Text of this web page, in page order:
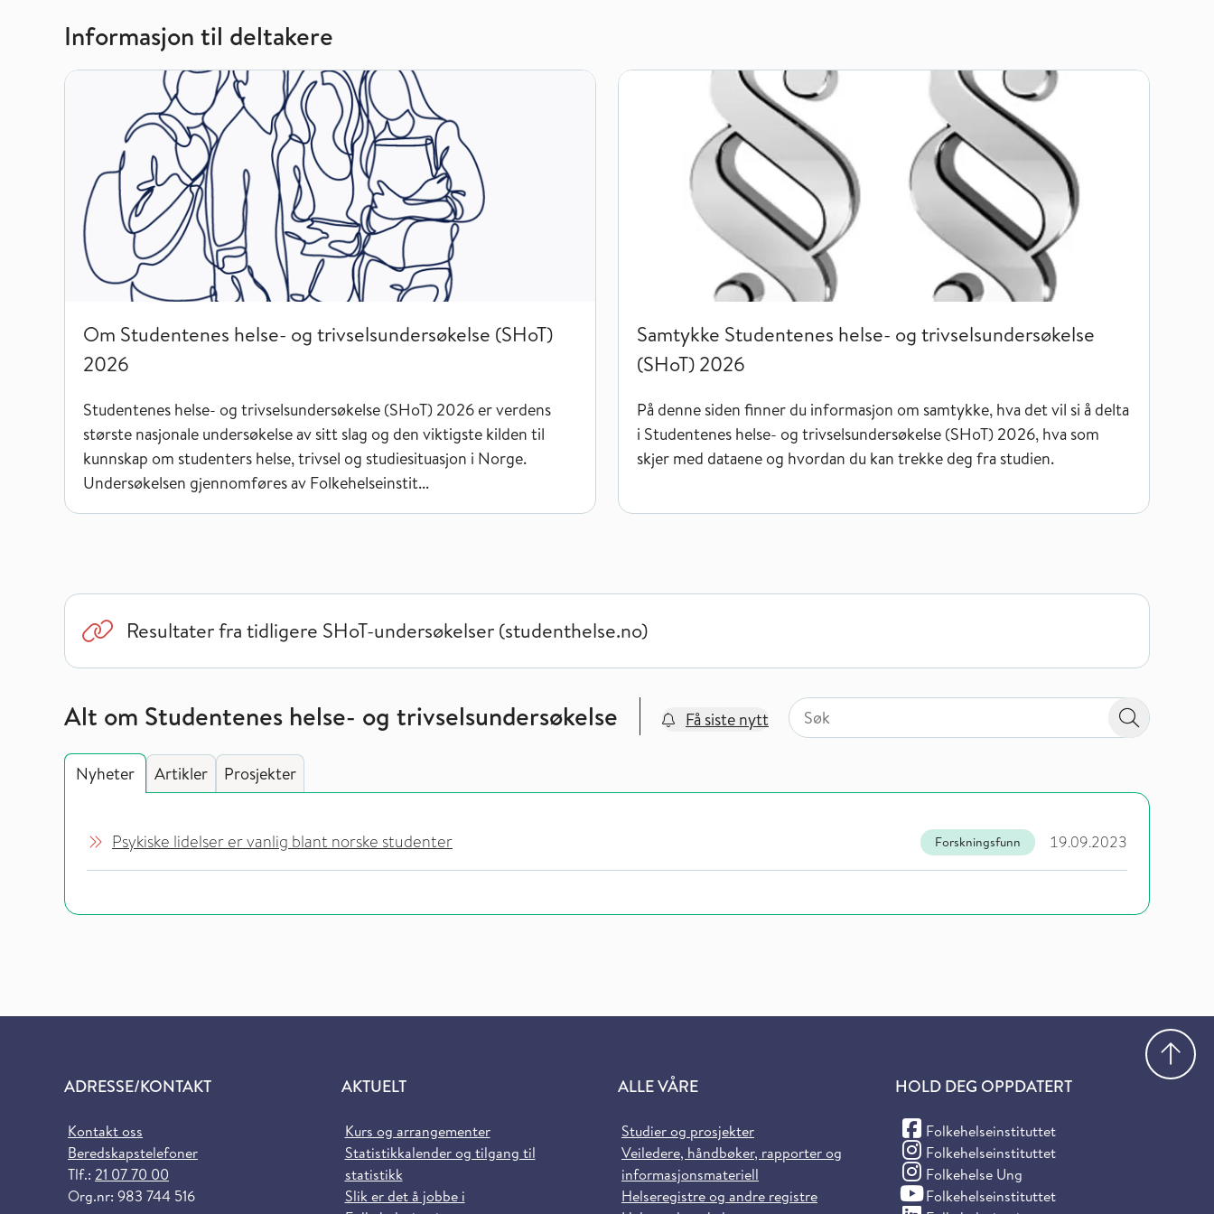
Informasjon til deltakere
Om Studentenes helse- og trivselsundersøkelse (SHoT) 2026
Om Studentenes helse- og trivselsundersøkelse (SHoT)
2026
Studentenes helse- og trivselsundersøkelse (SHoT) 2026 er verdens
største nasjonale undersøkelse av sitt slag og den viktigste kilden til
kunnskap om studenters helse, trivsel og studiesituasjon i Norge.
Undersøkelsen gjennomføres av Folkehelseinstit...
Samtykke Studentenes helse- og trivselsundersøkelse (SHoT) 2026
Samtykke Studentenes helse- og trivselsundersøkelse
(SHoT) 2026
På denne siden finner du informasjon om samtykke, hva det vil si å delta
i Studentenes helse- og trivselsundersøkelse (SHoT) 2026, hva som
skjer med dataene og hvordan du kan trekke deg fra studien.
Resultater fra tidligere SHoT-undersøkelser (studenthelse.no)
Alt om Studentenes helse- og trivselsundersøkelse Få siste nytt
Søk på valgt sidetype i tema / område
Søk på valgt sidetype i tema / område
Søk
Nyheter Artikler Prosjekter
Psykiske lidelser er vanlig blant norske studenter 19.09.2023
Forskningsfunn
ADRESSE/KONTAKT
Kontakt oss
Beredskapstelefoner
Tlf.: 21 07 70 00
Org.nr: 983 744 516
AKTUELT
Kurs og arrangementer
Statistikkalender og tilgang til
statistikk
Slik er det å jobbe i
ALLE VÅRE
Studier og prosjekter
Veiledere, håndbøker, rapporter og
informasjonsmateriell
Helseregistre og andre registre
HOLD DEG OPPDATERT
Folkehelseinstituttet
(Facebook)
Folkehelseinstituttet
(Instagram)
Folkehelse Ung
(Instagram)
Folkehelseinstituttet
(YouTube)